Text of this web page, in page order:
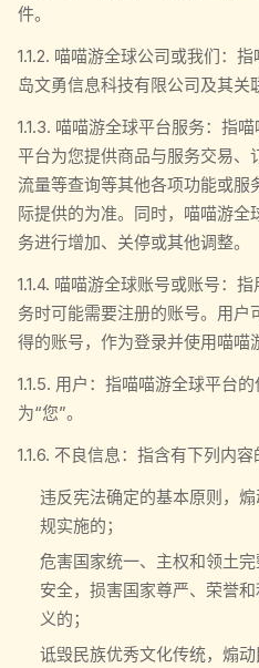
件。
1.1.2. 喵喵游全球公司或我们：
岛文勇信息科技有限公司及其关
1.1.3. 喵喵游全球平台服务：指
平台为您提供商品与服务交易、
流量等查询等其他各项功能或服
际提供的为准。同时，喵喵游全
务进行增加、关停或其他调整。
1.1.4. 喵喵游全球账号或账号：
务时可能需要注册的账号。用户
得的账号，作为登录并使用喵喵
1.1.5. 用户：指喵喵游全球平台
为“您”。
1.1.6. 不良信息：指含有下列内容
违反宪法确定的基本原则，
规实施的；
危害国家统一、主权和领土
安全，损害国家尊严、荣誉
义的；
诋毁民族优秀文化传统，煽